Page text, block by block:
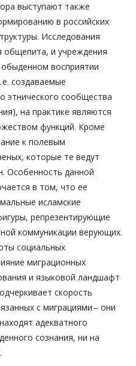
выступают также
в российских
Исследования
общепита, и учреждения
восприятии
е. создаваемые
этнического сообщества
на практике являются
функций. Кроме
к полевым
которые те ведут
Особенность данной
в том, что ее
исламские
репрезентирующие
коммуникации верующих.
социальных
миграционных
и языковой ландшафт
скорость
с миграциями – они
адекватного
сознания, ни на